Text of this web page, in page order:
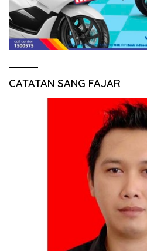
CATATAN SANG FAJAR